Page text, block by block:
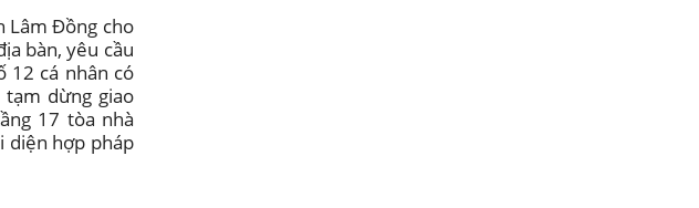
Lâm Đồng cho
bàn, yêu cầu
12 cá nhân có
tạm dừng giao
17 tòa nhà
diện hợp pháp